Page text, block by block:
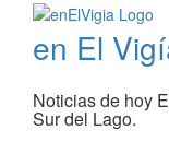
en El
Noticias de hoy
Sur del Lago.